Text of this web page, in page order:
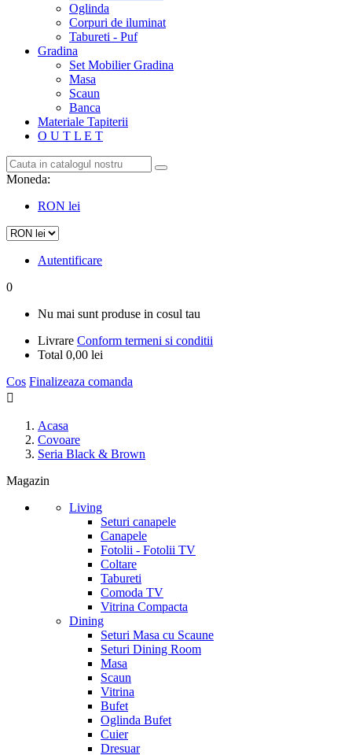
Oglinda
Corpuri de iluminat
Tabureti - Puf
Gradina
Set Mobilier Gradina
Masa
Scaun
Banca
Materiale Tapiterii
O U T L E T
Moneda:
RON lei
Autentificare
0
Nu mai sunt produse in cosul tau
Livrare Conform termeni si conditii
Total 0,00 lei
Cos Finalizeaza comanda

Acasa
Covoare
Seria Black & Brown
Magazin
Living
Seturi canapele
Canapele
Fotolii - Fotolii TV
Coltare
Tabureti
Comoda TV
Vitrina Compacta
Dining
Seturi Masa cu Scaune
Seturi Dining Room
Masa
Scaun
Vitrina
Bufet
Oglinda Bufet
Cuier
Dresuar